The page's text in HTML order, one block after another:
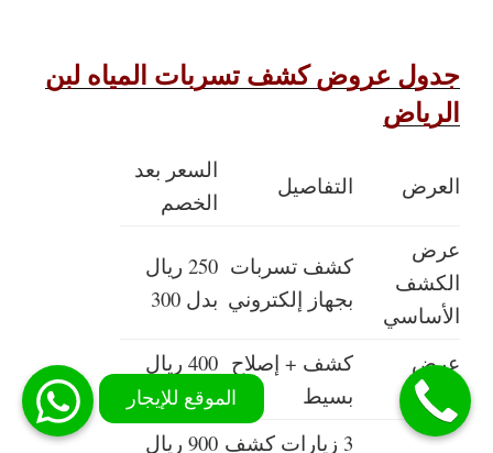
جدول عروض كشف تسربات المياه لبن
الرياض
العرض التفاصيل
السعر بعد
الخصم
عرض
الكشف
الأساسي
كشف تسربات
بجهاز إلكتروني
250 ريال
بدل 300
عرض
شامل
كشف + إصلاح
بسيط
400 ريال
بدل 500
3 زيارات كشف 900 ريال